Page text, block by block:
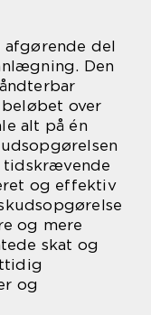
afgørende del
Den
over
alt på én
tidskrævende
og effektiv
og mere
skat og
og